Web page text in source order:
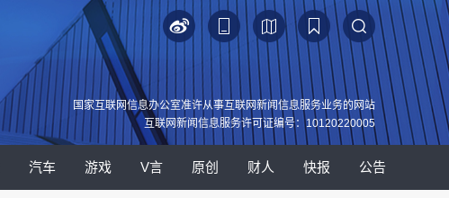
国家互联网信息办公室准许从事互联网新闻信息服务业务的网站
互联网新闻信息服务许可证编号：10120220005
汽车 游戏 V言 原创 财人 快报 公告